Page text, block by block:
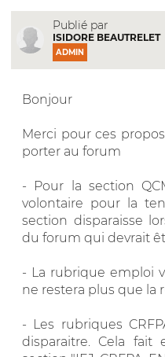
Publié par
ISIDORE BEAUTRELET
ADMIN
Bonjour
Merci pour ces
porter au forum
- Pour la section
volontaire pour la
section disparaisse
du forum qui devrait
- La rubrique emploi
ne restera plus que la
- Les rubriques
disparaitre. Cela